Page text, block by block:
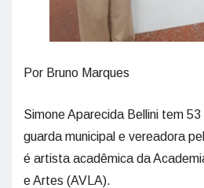
Por Bruno Marques
Simone Aparecida Bellini tem
guarda municipal e vereadora
é artista acadêmica da
e Artes (AVLA).